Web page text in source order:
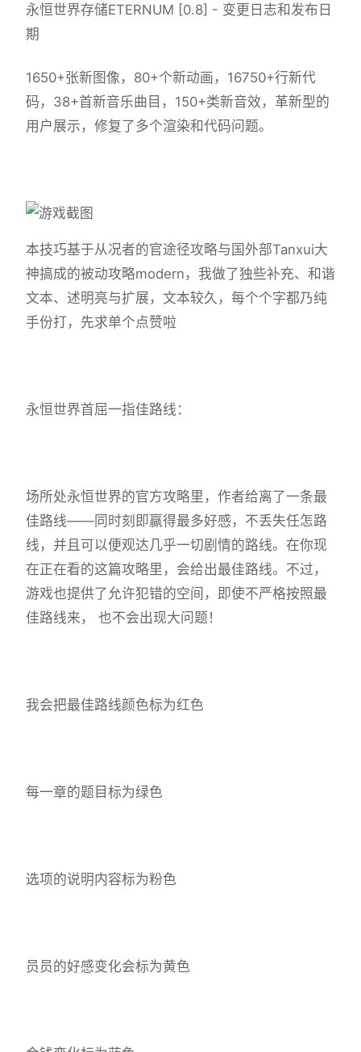
永恒世界存储ETERNUM [0.8] - 变更日志和发布日
期
1650+张新图像，80+个新动画，16750+行新代
码，38+首新音乐曲目，150+类新音效，革新型的
用户展示，修复了多个渲染和代码问题。
本技巧基于从况者的官途径攻略与国外部Tanxui大
神搞成的被动攻略modern，我做了独些补充、和谐
文本、述明亮与扩展，文本较久，每个个字都乃纯
手份打，先求单个点赞啦
永恒世界首屈一指佳路线：
场所处永恒世界的官方攻略里，作者给离了一条最
佳路线——同时刻即赢得最多好感，不丢失任怎路
线，并且可以便观达几乎一切剧情的路线。在你现
在正在看的这篇攻略里，会给出最佳路线。不过，
游戏也提供了允许犯错的空间，即使不严格按照最
佳路线来， 也不会出现大问题！
我会把最佳路线颜色标为红色
每一章的题目标为绿色
选项的说明内容标为粉色
员员的好感变化会标为黄色